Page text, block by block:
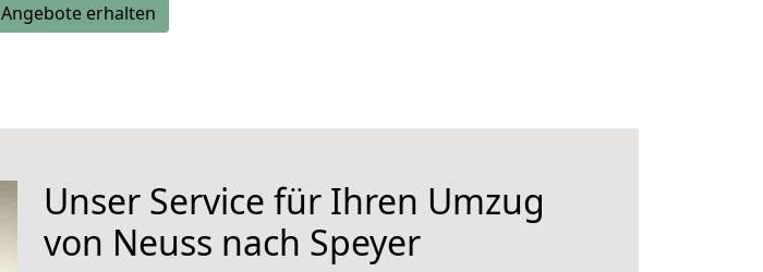
erhalten
Unser Service für Ihren Umzug
von Neuss nach Speyer